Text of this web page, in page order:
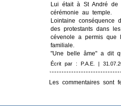
Lui était à St André de
cérémonie au temple.
Lointaine conséquence
des protestants dans
cévenole a permis que
familiale.
"Une belle âme" a dit
Écrit par : P.A.E. |
Les commentaires sont